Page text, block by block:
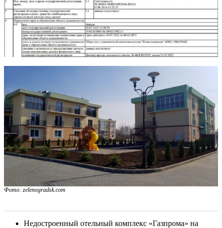
Фото: zelenogradsk.com
Недостроенный отельный комплекс «Газпрома» на